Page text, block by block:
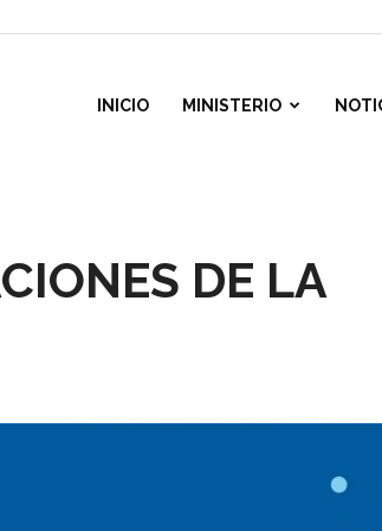
INICIO MINISTERIO
DE LA